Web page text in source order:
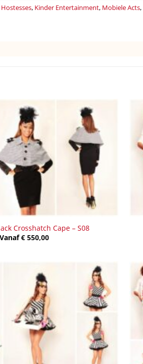
Hostesses, Kinder Entertainment, Mobiele Acts,
Crosshatch Cape – S08
Vanaf€550,00